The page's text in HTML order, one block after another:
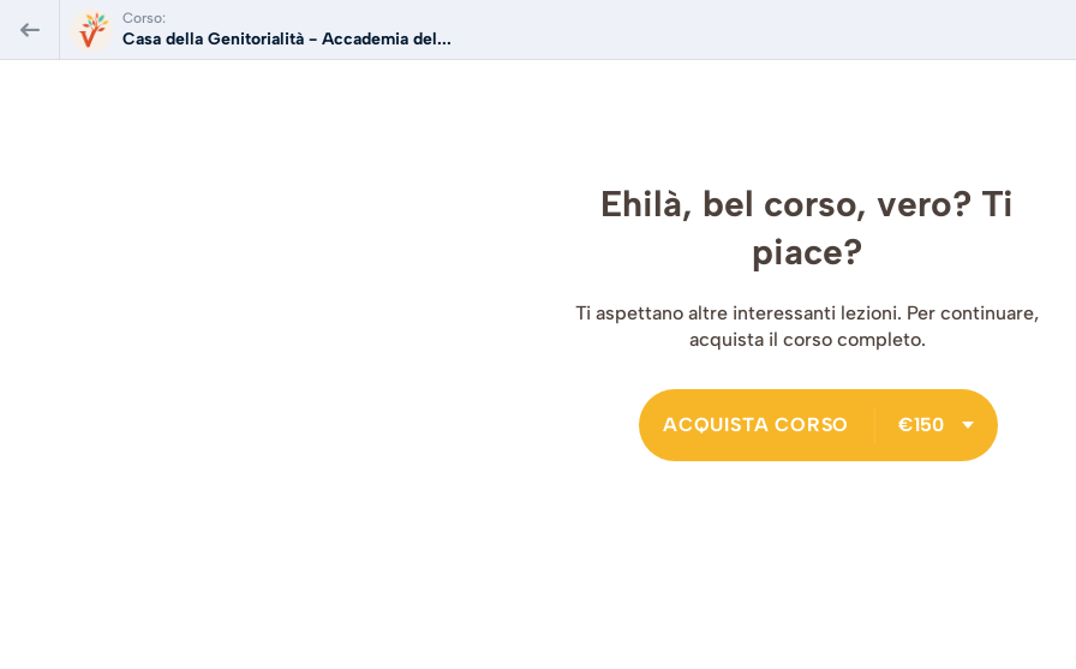
Corso:
Casa della Genitorialità - Accademia del...
Ehilà, bel corso, vero? Ti
piace?
Ti aspettano altre interessanti lezioni. Per continuare,
acquista il corso completo.
ACQUISTA CORSO €150